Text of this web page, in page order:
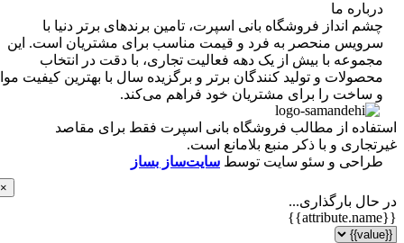
ما
انداز فروشگاه‌ بانی اسپرت، تامین برندهای برتر دنیا با
منحصر به فرد و قیمت مناسب برای مشتریان است. این
با بیش از یک دهه فعالیت تجاری، با دقت در انتخاب
و تولید کنندگان برتر و برگزیده سال با بهترین کیفیت مواد
را برای مشتریان خود فراهم می‌کند.
از مطالب فروشگاه بانی اسپرت فقط برای مقاصد
و با ذکر منبع بلامانع است.
و سئو سایت توسطسایت‌ساز بساز
بارگذاری...